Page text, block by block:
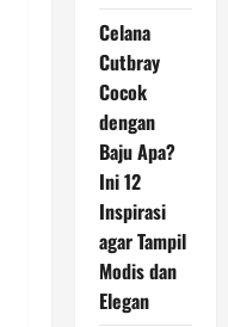
Celana
Cutbray
Cocok
dengan
Baju Apa?
Ini 12
Inspirasi
agar Tampil
Modis dan
Elegan